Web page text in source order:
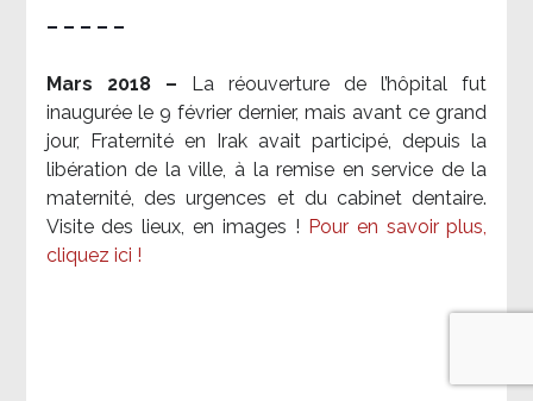
– – – – –
Mars 2018 –
La réouverture de l’hôpital fut
inaugurée le 9 février dernier, mais avant ce grand
jour, Fraternité en Irak avait participé, depuis la
libération de la ville, à la remise en service de la
maternité, des urgences et du cabinet dentaire.
Visite des lieux, en images ! Pour en savoir plus,
cliquez ici !